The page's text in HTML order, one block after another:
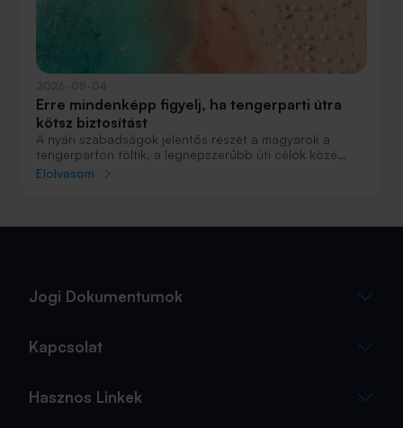
Erre mindenképp figyelj, ha tengerparti útra
kötsz biztosítást
A nyári szabadságok jelentős részét a magyarok a
tengerparton töltik, a legnépszerűbb úti célok közé
Horvátország, Olaszország és Görögország tartozik. A
sokszor az utolsó pillanatra marad.
Elolvasom
Jogi Dokumentumok
Kapcsolat
Hasznos Linkek